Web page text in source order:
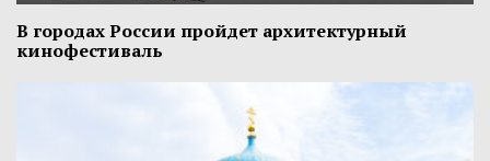
В городах России пройдет архитектурный
кинофестиваль